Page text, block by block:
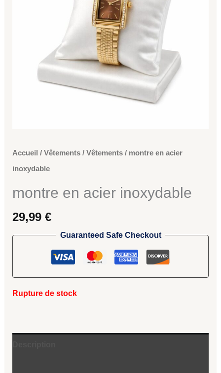
Accueil / Vêtements/ Vêtements/ montre en acier
inoxydable
montre en acier inoxydable
29,99 €
Guaranteed Safe Checkout
Rupture de stock